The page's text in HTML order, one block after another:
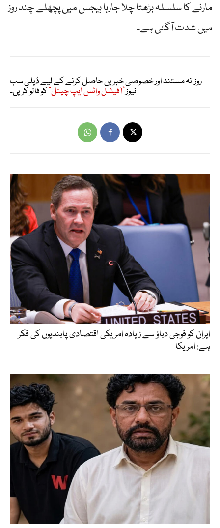
مارنے کا سلسلہ بڑھتا چلا جارہا ہیجس میں پچھلے چند روز
میں شدت آگئی ہے۔
روزانہ مستند اور خصوصی خبریں حاصل کرنے کے لیے ڈیلی سب
نیوز"آفیشل واٹس ایپ چینل"کو فالو کریں۔
ایران کو فوجی دباؤ سے زیادہ امریکی اقتصادی پابندیوں کی فکر
ہے: امریکا